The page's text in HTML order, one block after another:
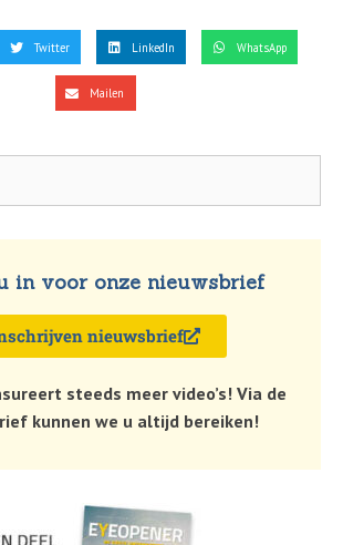
Twitter LinkedIn WhatsApp
Mailen
in voor onze nieuwsbrief
nieuwsbrief
steeds meer video’s! Via de
kunnen we u altijd bereiken!